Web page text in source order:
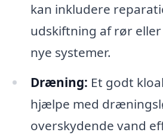
kan inkludere
udskiftning af rør
nye systemer.
Dræning: Et godt
hjælpe med
overskydende vand